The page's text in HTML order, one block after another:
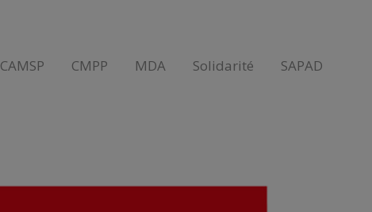
CAMSP CMPP MDA Solidarité SAPAD